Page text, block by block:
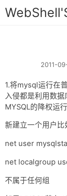
2011-
1.将mysql运行在
入侵都是利用数据
MYSQL的降权运行
新建立一个用户
net user
net localgroup
不属于任何组